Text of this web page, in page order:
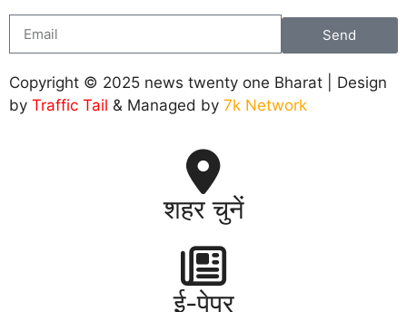
Send
Copyright © 2025 news twenty one Bharat | Design
by Traffic Tail & Managed by 7k Network
शहर चुनें
ई-पेपर